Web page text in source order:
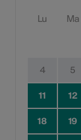
Lu Ma
4 5
11 12
18 19